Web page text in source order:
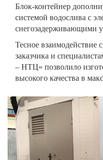
Блок-контейнер
системой водослива с
снегозадерживающими
Тесное взаимодействие
заказчика и
– НТЦ» позволило
высокого качества в